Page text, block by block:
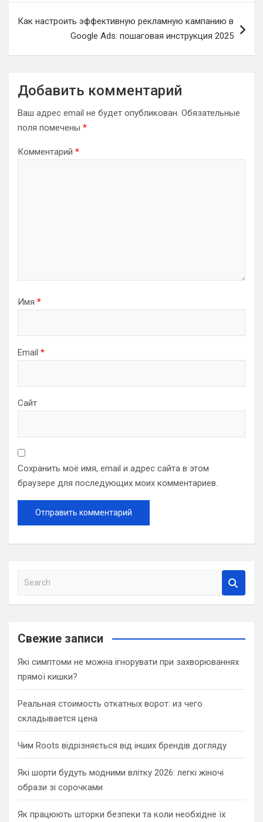
Как настроить эффективную рекламную кампанию в
Google Ads: пошаговая инструкция 2025
Добавить комментарий
Ваш адрес email не будет опубликован. Обязательные
поля помечены *
Комментарий *
Имя *
Email *
Сайт
Сохранить моё имя, email и адрес сайта в этом
браузере для последующих моих комментариев.
a
c
Свежие записи
Які симптоми не можна ігнорувати при захворюваннях
прямої кишки?
Реальная стоимость откатных ворот: из чего
складывается цена
Чим Roots відрізняється від інших брендів догляду
Які шорти будуть модними влітку 2026: легкі жіночі
образи зі сорочками
Як працюють шторки безпеки та коли необхідне їх